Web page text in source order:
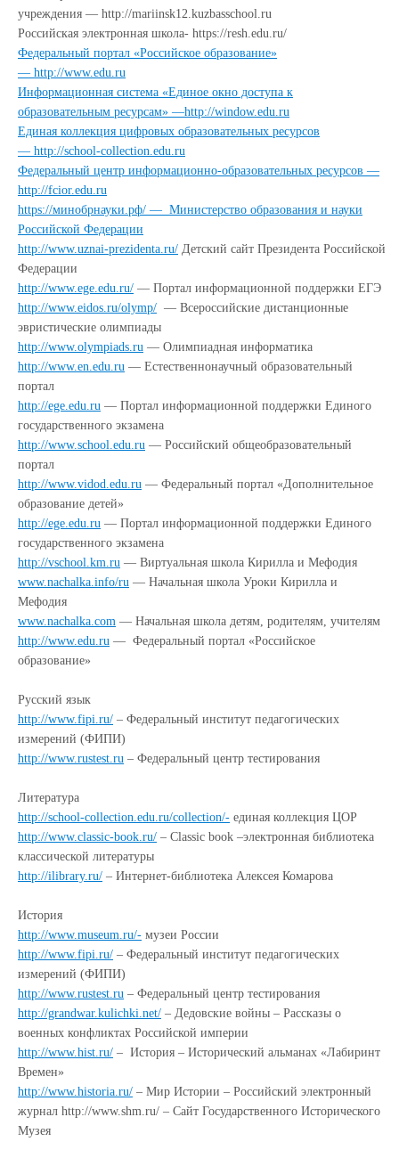
учреждения — http://mariinsk12.kuzbasschool.ru
Российская электронная школа- https://resh.edu.ru/
Федеральный портал «Российское образование»
— http://www.edu.ru
Информационная система «Единое окно доступа к
образовательным ресурсам» —http://window.edu.ru
Единая коллекция цифровых образовательных ресурсов
— http://school-collection.edu.ru
Федеральный центр информационно-образовательных ресурсов —
http://fcior.edu.ru
https://минобрнауки.рф/ — Министерство образования и науки
Российской Федерации
http://www.uznai-prezidenta.ru/ Детский сайт Президента Российской
Федерации
http://www.ege.edu.ru/ — Портал информационной поддержки ЕГЭ
http://www.eidos.ru/olymp/ — Всероссийские дистанционные
эвристические олимпиады
http://www.olympiads.ru — Олимпиадная информатика
http://www.en.edu.ru — Естественнонаучный образовательный
портал
http://ege.edu.ru — Портал информационной поддержки Единого
государственного экзамена
http://www.school.edu.ru — Российский общеобразовательный
портал
http://www.vidod.edu.ru — Федеральный портал «Дополнительное
образование детей»
http://ege.edu.ru — Портал информационной поддержки Единого
государственного экзамена
http://vschool.km.ru — Виртуальная школа Кирилла и Мефодия
www.nachalka.info/ru — Начальная школа Уроки Кирилла и
Мефодия
www.nachalka.com — Начальная школа детям, родителям, учителям
http://www.edu.ru — Федеральный портал «Российское
образование»
Русский язык
http://www.fipi.ru/ – Федеральный институт педагогических
измерений (ФИПИ)
http://www.rustest.ru – Федеральный центр тестирования
Литература
http://school-collection.edu.ru/collection/- единая коллекция ЦОР
http://www.classic-book.ru/ – Classic book –электронная библиотека
классической литературы
http://ilibrary.ru/ – Интернет-библиотека Алексея Комарова
История
http://www.museum.ru/- музеи России
http://www.fipi.ru/ – Федеральный институт педагогических
измерений (ФИПИ)
http://www.rustest.ru – Федеральный центр тестирования
http://grandwar.kulichki.net/ – Дедовские войны – Рассказы о
военных конфликтах Российской империи
http://www.hist.ru/ – История – Исторический альманах «Лабиринт
Времен»
http://www.historia.ru/ – Мир Истории – Российский электронный
журнал http://www.shm.ru/ – Сайт Государственного Исторического
Музея